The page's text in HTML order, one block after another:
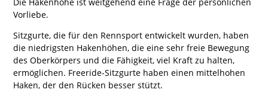
Vorliebe.
Sitzgurte, die für den Rennsport entwickelt wurden, haben
die niedrigsten Hakenhöhen, die eine sehr freie Bewegung
des Oberkörpers und die Fähigkeit, viel Kraft zu halten,
ermöglichen. Freeride-Sitzgurte haben einen mittelhohen
Haken, der den Rücken besser stützt.